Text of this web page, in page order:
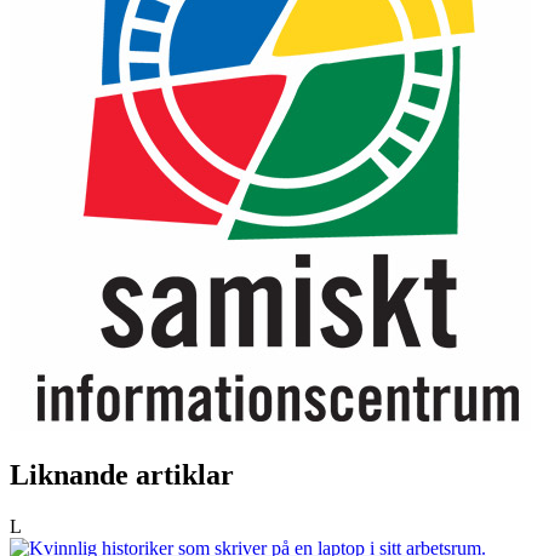
Liknande artiklar
L